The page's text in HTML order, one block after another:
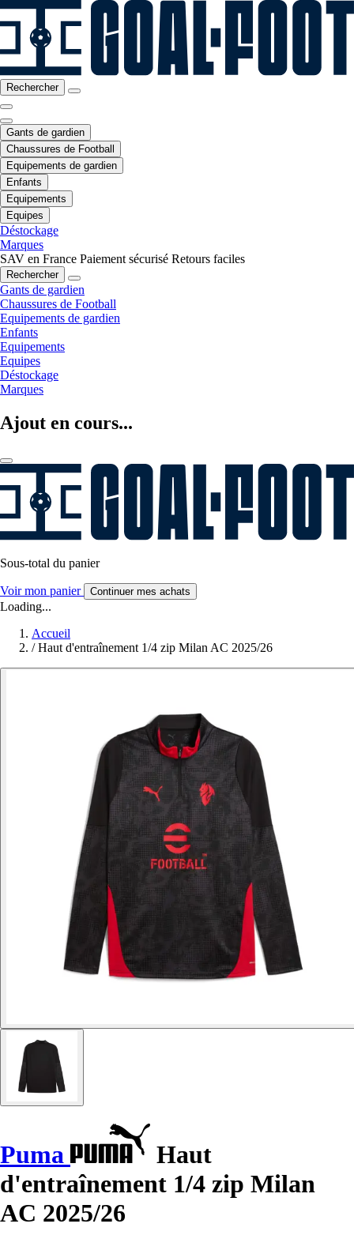
Rechercher
Gants de gardien
Chaussures de Football
Equipements de gardien
Enfants
Equipements
Equipes
Déstockage
Marques
SAV en France Paiement sécurisé Retours faciles
Rechercher
Gants de gardien
Chaussures de Football
Equipements de gardien
Enfants
Equipements
Equipes
Déstockage
Marques
Ajout en cours...
Sous-total du panier
Voir mon panier Continuer mes achats
Loading...
Accueil
/ Haut d'entraînement 1/4 zip Milan AC 2025/26
Puma
Haut
d'entraînement 1/4 zip Milan
AC 2025/26